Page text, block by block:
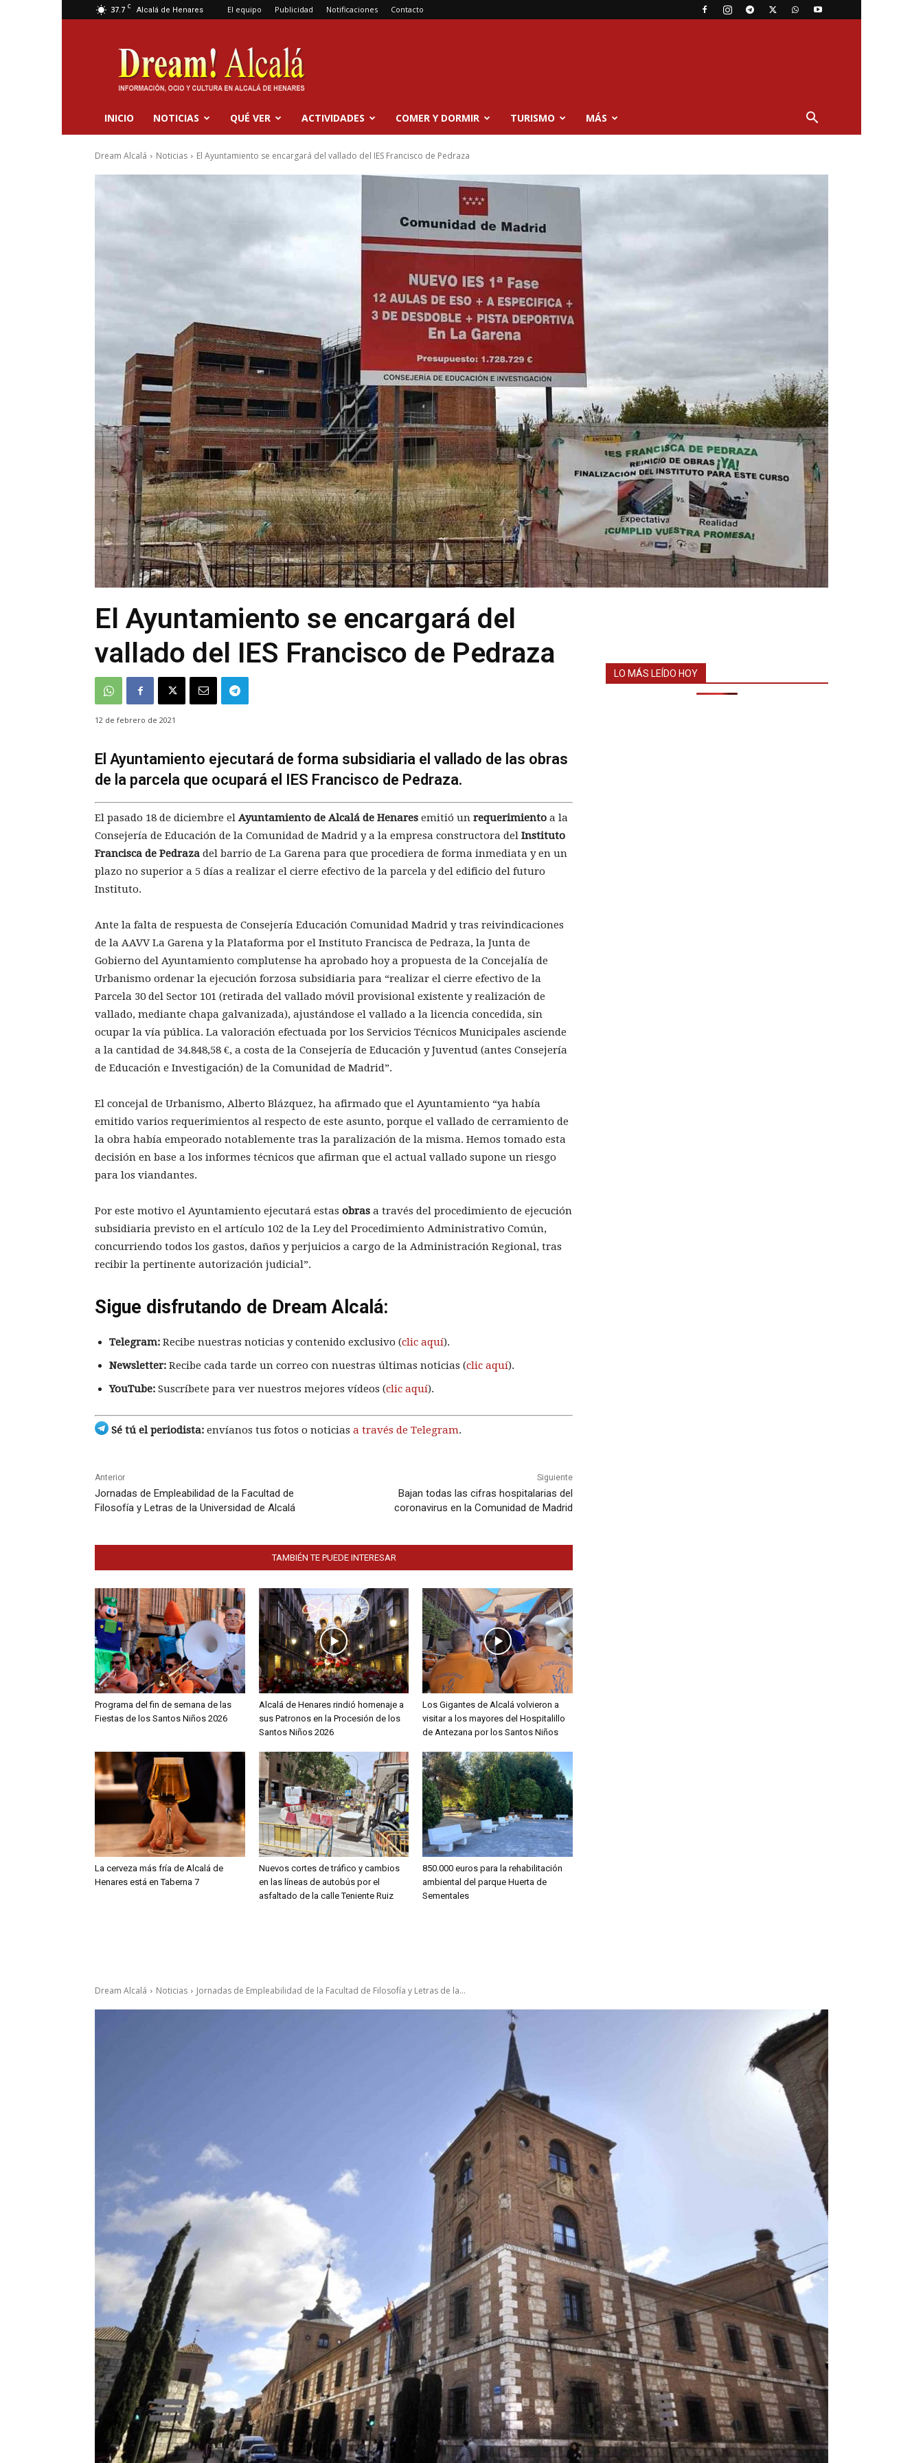
37.7 C Alcalá de Henares El equipo Publicidad Notificaciones Contacto
Dream
Alcalá
INICIO NOTICIAS QUÉ VER ACTIVIDADES COMER Y DORMIR TURISMO MÁS
Dream Alcalá Noticias El Ayuntamiento se encargará del vallado del IES Francisco de Pedraza
El Ayuntamiento se encargará del
vallado del IES Francisco de Pedraza
12 de febrero de 2021
El Ayuntamiento ejecutará de forma subsidiaria el vallado de las obras
de la parcela que ocupará el IES Francisco de Pedraza.
El pasado 18 de diciembre el Ayuntamiento de Alcalá de Henares emitió un requerimiento a la
Consejería de Educación de la Comunidad de Madrid y a la empresa constructora del Instituto
Francisca de Pedraza del barrio de La Garena para que procediera de forma inmediata y en un
plazo no superior a 5 días a realizar el cierre efectivo de la parcela y del edificio del futuro
Instituto.
Ante la falta de respuesta de Consejería Educación Comunidad Madrid y tras reivindicaciones
de la AAVV La Garena y la Plataforma por el Instituto Francisca de Pedraza, la Junta de
Gobierno del Ayuntamiento complutense ha aprobado hoy a propuesta de la Concejalía de
Urbanismo ordenar la ejecución forzosa subsidiaria para “realizar el cierre efectivo de la
Parcela 30 del Sector 101 (retirada del vallado móvil provisional existente y realización de
vallado, mediante chapa galvanizada), ajustándose el vallado a la licencia concedida, sin
ocupar la vía pública. La valoración efectuada por los Servicios Técnicos Municipales asciende
a la cantidad de 34.848,58 €, a costa de la Consejería de Educación y Juventud (antes Consejería
de Educación e Investigación) de la Comunidad de Madrid”.
El concejal de Urbanismo, Alberto Blázquez, ha afirmado que el Ayuntamiento “ya había
emitido varios requerimientos al respecto de este asunto, porque el vallado de cerramiento de
la obra había empeorado notablemente tras la paralización de la misma. Hemos tomado esta
decisión en base a los informes técnicos que afirman que el actual vallado supone un riesgo
para los viandantes.
Por este motivo el Ayuntamiento ejecutará estas obras a través del procedimiento de ejecución
subsidiaria previsto en el artículo 102 de la Ley del Procedimiento Administrativo Común,
concurriendo todos los gastos, daños y perjuicios a cargo de la Administración Regional, tras
recibir la pertinente autorización judicial”.
Sigue disfrutando de Dream Alcalá:
Telegram: Recibe nuestras noticias y contenido exclusivo (clic aquí).
Newsletter: Recibe cada tarde un correo con nuestras últimas noticias (clic aquí).
YouTube: Suscríbete para ver nuestros mejores vídeos (clic aquí).
Sé tú el periodista: envíanos tus fotos o noticias a través de Telegram.
Anterior
Jornadas de Empleabilidad de la Facultad de
Filosofía y Letras de la Universidad de Alcalá
Siguiente
Bajan todas las cifras hospitalarias del
coronavirus en la Comunidad de Madrid
TAMBIÉN TE PUEDE INTERESAR
Programa del fin de semana de las
Fiestas de los Santos Niños 2026
Alcalá de Henares rindió homenaje a
sus Patronos en la Procesión de los
Santos Niños 2026
Los Gigantes de Alcalá volvieron a
visitar a los mayores del Hospitalillo
de Antezana por los Santos Niños
La cerveza más fría de Alcalá de
Henares está en Taberna 7
Nuevos cortes de tráfico y cambios
en las líneas de autobús por el
asfaltado de la calle Teniente Ruiz
850.000 euros para la rehabilitación
ambiental del parque Huerta de
Sementales
LO MÁS LEÍDO HOY